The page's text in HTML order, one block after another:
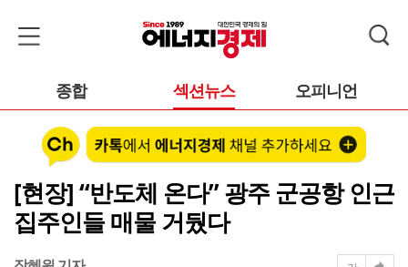
종합 섹션뉴스 오피니언
[현장] “반도체 온다” 광주 군공항 인근
집주인들 매물 거뒀다